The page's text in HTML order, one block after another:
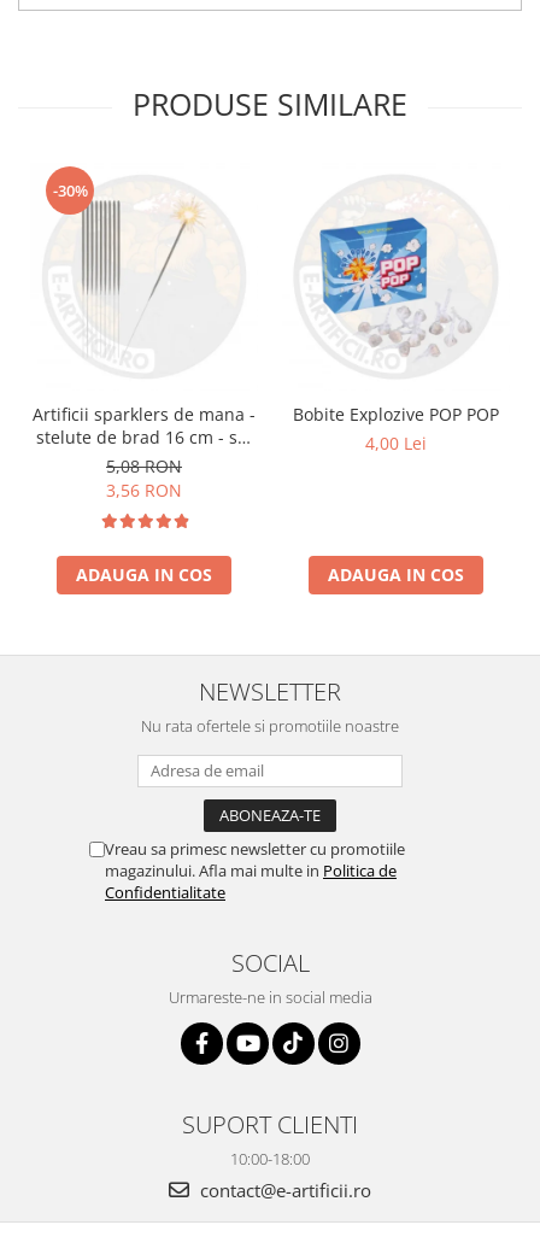
PRODUSE SIMILARE
-30%
Artificii sparklers de mana -
stelute de brad 16 cm - set
10 buc
5,08 RON
3,56 RON
ADAUGA IN COS
Bobite Explozive POP POP
4,00 Lei
ADAUGA IN COS
NEWSLETTER
Nu rata ofertele si promotiile noastre
Vreau sa primesc newsletter cu promotiile
magazinului. Afla mai multe in Politica de
Confidentialitate
SOCIAL
Urmareste-ne in social media
SUPORT CLIENTI
10:00-18:00
contact@e-artificii.ro